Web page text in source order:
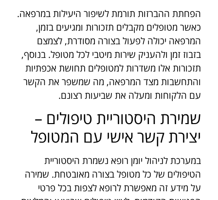
הפחתת ההברזות תורמת לשיפור היעילות במרפאה.
כאשר מטופלים מקבלים תזכורות ומגיעים בזמן,
המרפאה יכולה לפעול בצורה מסודרת, לצמצם
בזבוז זמן ולהעניק שירות מיטבי לכל מטופל. בנוסף,
תזכורות אלו משדרות למטופלים תחושת אכפתיות
והתחשבות מצד המרפאה, מה שמשפר את הקשר
עם הלקוחות ומעלה את שביעות רצונם.
שמירת היסטוריית טיפולים –
יצירת קשר אישי עם המטופל
במערכת לניהול יומן רופא נשמרת היסטוריית
הטיפולים של כל מטופל בצורה מאובטחת. שמירה
על מידע זה מאפשרת לרופא לצפות בכל פרטי